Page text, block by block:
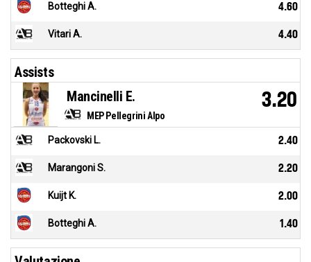
Botteghi A. 4.60
Vitari A. 4.40
Assists
MEP Pellegrini Alpo
Mancinelli E. 3.20
Packovski L. 2.40
Marangoni S. 2.20
Kuijt K. 2.00
Botteghi A. 1.40